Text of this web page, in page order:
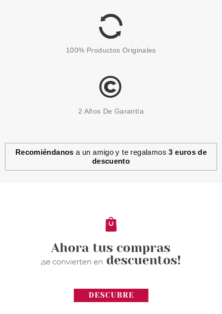
3.65€
ESSENCE
4.99€
100% Productos Originales
2 Años De Garantía
Recomiéndanos a un amigo y te regalamos3 euros de
descuento